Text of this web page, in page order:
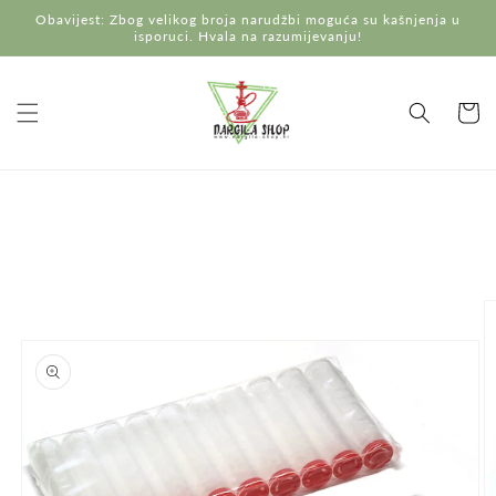
na
Obavijest: Zbog velikog broja narudžbi moguća su kašnjenja u
isporuci. Hvala na razumijevanju!